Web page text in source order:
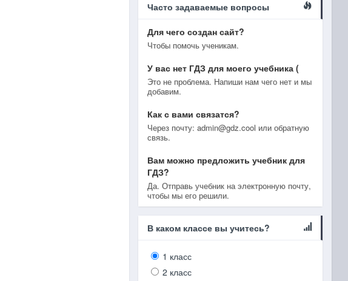
Часто задаваемые вопросы
Для чего создан сайт?
Чтобы помочь ученикам.
У вас нет ГДЗ для моего учебника (
Это не проблема. Напиши нам чего нет и мы
добавим.
Как с вами связатся?
Через почту: admin@gdz.cool или обратную
связь.
Вам можно предложить учебник для
ГДЗ?
Да. Отправь учебник на электронную почту,
чтобы мы его решили.
В каком классе вы учитесь?
1 класс
2 класс